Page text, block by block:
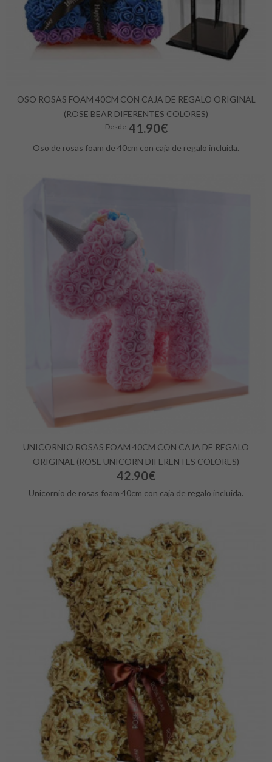
OSO ROSAS FOAM 40CM CON CAJA DE REGALO ORIGINAL
(ROSE BEAR DIFERENTES COLORES)
Desde41.90€
Oso de rosas foam de 40cm con caja de regalo incluida.
UNICORNIO ROSAS FOAM 40CM CON CAJA DE REGALO
ORIGINAL (ROSE UNICORN DIFERENTES COLORES)
42.90€
Unicornio de rosas foam 40cm con caja de regalo incluida.